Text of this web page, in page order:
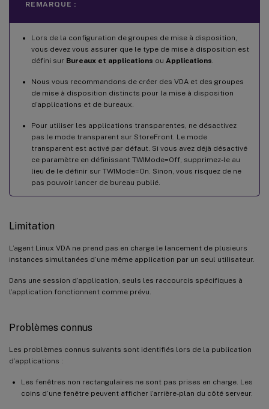
REMARQUE :
Lors de la configuration de groupes de mise à disposition,
vous devez vous assurer que le type de mise à disposition est
défini sur Bureaux et applications ou Applications
Nous vous recommandons de créer des VDA et des groupes
de mise à disposition distincts pour la mise à disposition
d’applications et de bureaux.
Pour utiliser les applications transparentes, ne désactivez
pas le mode transparent sur StoreFront. Le mode
transparent est activé par défaut. Si vous avez déjà désactivé
ce paramètre en définissant TWIMode=Off, supprimez-le au
lieu de le définir sur TWIMode=On. Sinon, vous risquez de ne
pas pouvoir lancer de bureau publié.
Limitation
L’agent Linux VDA ne prend pas en charge le lancement de plusieurs
instances simultanées d’une même application par un seul utilisateur.
Dans une session d’application, seuls les raccourcis spécifiques à
l’application fonctionnent comme prévu.
Problèmes connus
Les problèmes connus suivants sont identifiés lors de la publication
d’applications :
Les fenêtres non rectangulaires ne sont pas prises en charge. Les
coins d’une fenêtre peuvent afficher l’arrière-plan du côté serveur.